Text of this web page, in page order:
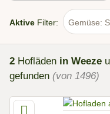
Aktive Filter: Gemüse:
2 Hofläden in Weeze
gefunden (von 1496)